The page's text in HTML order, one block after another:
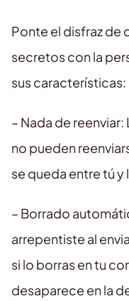
Ponte el disfraz de
secretos con la
sus características:
– Nada de
no pueden
se queda entre tú y
– Borrado
arrepentiste al
si lo borras en tu
desaparece en la